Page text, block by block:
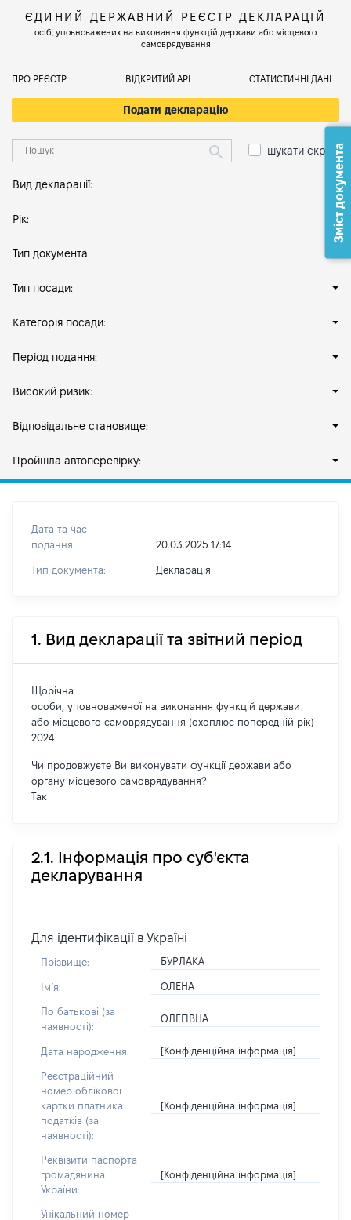
ЄДИНИЙ ДЕРЖАВНИЙ РЕЄСТР ДЕКЛАРАЦІЙ
осіб, уповноважених на виконання функцій держави або місцевого
самоврядування
ПРО РЕЄСТР ВІДКРИТИЙ АРІ СТАТИСТИЧНІ ДАНІ
Подати декларацію
шукати скрізь
Вид декларації:
Рік:
Тип документа:
Тип посади:
Категорія посади:
Період подання:
Високий ризик:
Відповідальне становище:
Пройшла автоперевірку:
Дата та час
подання:
20.03.2025 17:14
Тип документа: Декларація
1. Вид декларації та звітний період
Щорічна
особи, уповноваженої на виконання функцій держави
або місцевого самоврядування (охоплює попередній рік)
2024
Чи продовжуєте Ви виконувати функції держави або
органу місцевого самоврядування?
Так
2.1. Інформація про суб'єкта
декларування
Для ідентифікації в Україні
Прізвище: БУРЛАКА
Імʼя: ОЛЕНА
По батькові (за
наявності):
ОЛЕГІВНА
Дата народження: [Конфіденційна інформація]
Реєстраційний
номер облікової
картки платника
податків (за
наявності):
[Конфіденційна інформація]
Реквізити паспорта
громадянина
України:
[Конфіденційна інформація]
Унікальний номер
Зміст документа